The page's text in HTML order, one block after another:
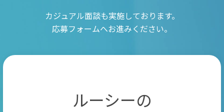
カジュアル面談も実施しております。
応募フォームへお進みください。
ルーシーの